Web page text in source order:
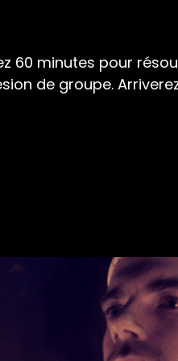
60 minutes pour
de groupe.